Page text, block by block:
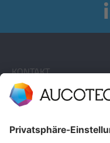
KONTAKT
KONTAKT AUFNEHMEN
Telefon +49 511 6103 0